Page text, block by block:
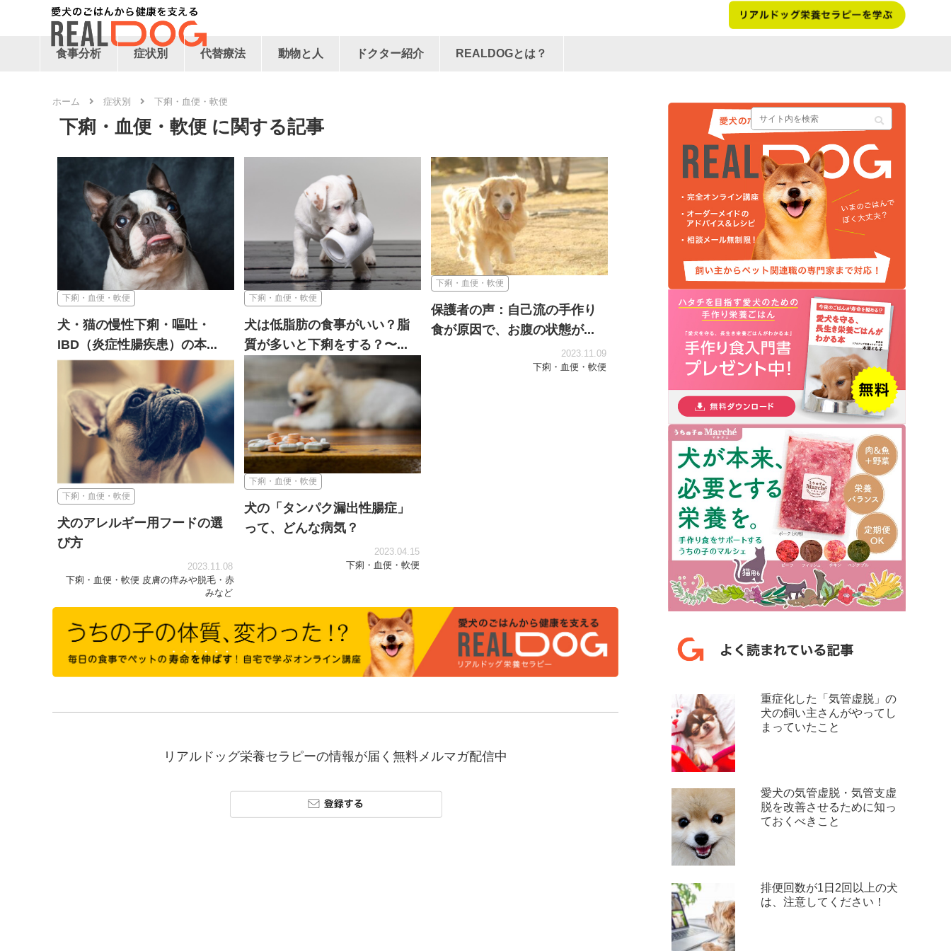
食事分析 症状別 代替療法 動物と人 ドクター紹介 REALDOGとは？
ホーム 症状別 下痢・血便・軟便
下痢・血便・軟便
下痢・血便・軟便
犬・猫の慢性下痢・嘔吐・
IBD（炎症性腸疾患）の本...
下痢・血便・軟便
下痢・血便・軟便
犬は低脂肪の食事がいい？脂
質が多いと下痢をする？〜...
下痢・血便・軟便
下痢・血便・軟便
保護者の声：自己流の手作り
食が原因で、お腹の状態が...
2023.11.09
下痢・血便・軟便
下痢・血便・軟便
犬のアレルギー用フードの選
び方
2023.11.08
下痢・血便・軟便 皮膚の痒みや脱毛・赤
みなど
下痢・血便・軟便
犬の「タンパク漏出性腸症」
って、どんな病気？
2023.04.15
下痢・血便・軟便
リアルドッグ栄養セラピーの情報が届く無料メルマガ配信中
重症化した「気管虚脱」の
犬の飼い主さんがやってし
まっていたこと
愛犬の気管虚脱・気管支虚
脱を改善させるために知っ
ておくべきこと
排便回数が1日2回以上の犬
は、注意してください！